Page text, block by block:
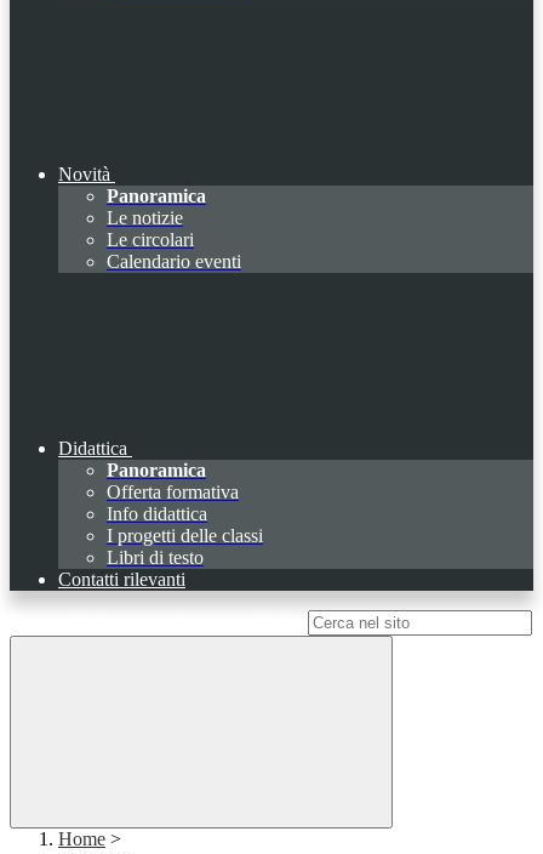
Novità
Panoramica
Le notizie
Le circolari
Calendario eventi
Didattica
Panoramica
Offerta formativa
Info didattica
I progetti delle classi
Libri di testo
Contatti rilevanti
Home >